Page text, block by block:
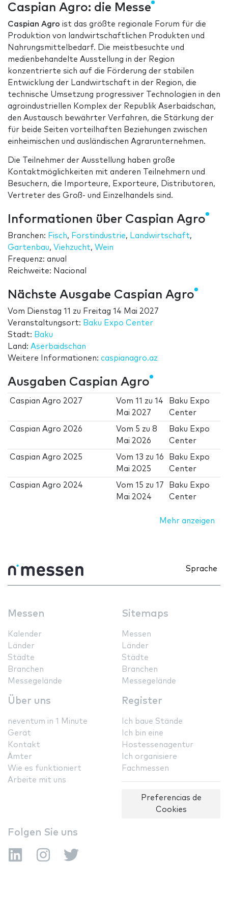
Caspian Agro: die Messe
Caspian Agro ist das größte regionale Forum für die
Produktion von landwirtschaftlichen Produkten und
Nahrungsmittelbedarf. Die meistbesuchte und
medienbehandelte Ausstellung in der Region
konzentrierte sich auf die Förderung der stabilen
Entwicklung der Landwirtschaft in der Region, die
technische Umsetzung progressiver Technologien in den
agroindustriellen Komplex der Republik Aserbaidschan,
den Austausch bewährter Verfahren, die Stärkung der
für beide Seiten vorteilhaften Beziehungen zwischen
einheimischen und ausländischen Agrarunternehmen.
Die Teilnehmer der Ausstellung haben große
Kontaktmöglichkeiten mit anderen Teilnehmern und
Besuchern, die Importeure, Exporteure, Distributoren,
Vertreter des Groß- und Einzelhandels sind.
Informationen über Caspian Agro
Branchen: Fisch, Forstindustrie, Landwirtschaft,
Gartenbau, Viehzucht, Wein
Frequenz: anual
Reichweite: Nacional
Nächste Ausgabe Caspian Agro
Vom Dienstag 11 zu Freitag 14 Mai 2027
Veranstaltungsort: Baku Expo Center
Stadt: Baku
Land: Aserbaidschan
Weitere Informationen: caspianagro.az
Ausgaben Caspian Agro
Caspian Agro 2027 Vom11 zu14
Mai 2027
Baku Expo
Center
Caspian Agro 2026 Vom 5 zu8
Mai 2026
Baku Expo
Center
Caspian Agro 2025 Vom13 zu16
Mai 2025
Baku Expo
Center
Caspian Agro 2024 Vom15 zu17
Mai 2024
Baku Expo
Center
Mehr anzeigen
Sprache
Messen
Kalender
Länder
Städte
Branchen
Messegelände
Sitemaps
Messen
Länder
Städte
Branchen
Messegelände
Über uns
neventum in 1 Minute
Gerät
Kontakt
Ämter
Wie es funktioniert
Arbeite mit uns
Register
Ich baue Stände
Ich bin eine
Hostessenagentur
Ich organisiere
Fachmessen
Preferencias de
Cookies
Folgen Sie uns